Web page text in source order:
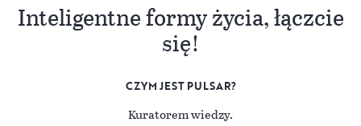
Inteligentne formy życia, łączcie
się!
CZYM JEST PULSAR?
Kuratorem wiedzy.